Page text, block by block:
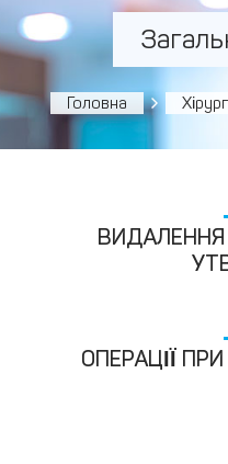
Головна
ОПЕРАЦІЇ